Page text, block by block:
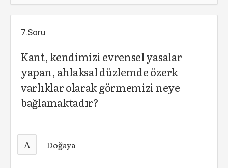
7.Soru
Kant, kendimizi evrensel yasalar
yapan, ahlaksal düzlemde özerk
varlıklar olarak görmemizi neye
bağlamaktadır?
A Doğaya